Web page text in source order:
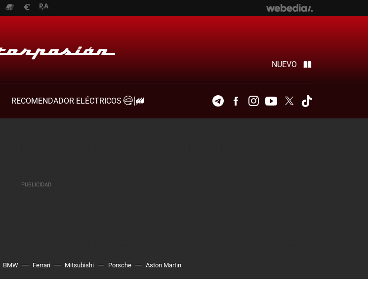
NUEVO
RECOMENDADOR ELÉCTRICOS
TelegramFacebookInstagramYoutubeTwitter
BMW Ferrari Mitsubishi Porsche Aston Martin